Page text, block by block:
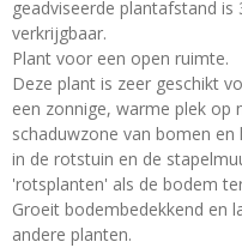
geadviseerde plantafstand
verkrijgbaar.
Plant voor een open ruimte.
Deze plant is zeer geschikt
een zonnige, warme plek op
schaduwzone van bomen
in de rotstuin en de
'rotsplanten' als de bodem
Groeit bodembedekkend en
andere planten.